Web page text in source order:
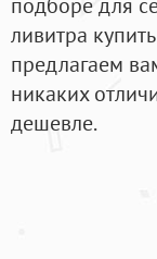
ливитра
предлагаем
никаких
дешевле.